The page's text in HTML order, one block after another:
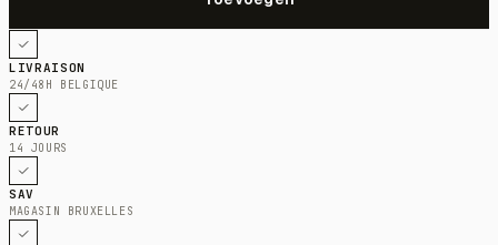
LIVRAISON
24/48H BELGIQUE
RETOUR
14 JOURS
SAV
MAGASIN BRUXELLES